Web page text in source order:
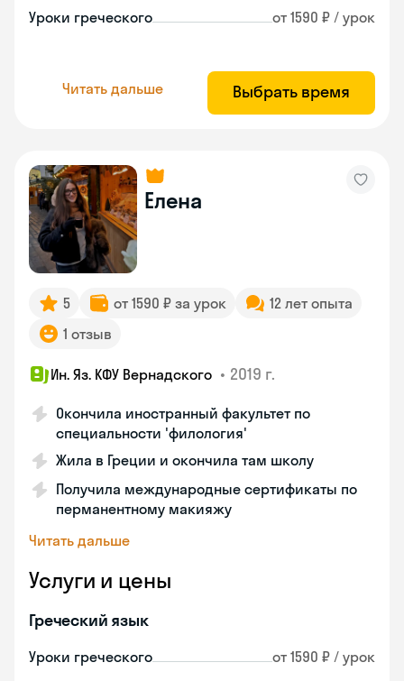
Уроки греческого от 1590 ₽ / урок
Читать дальше Выбрать время
Елена
5 от 1590 ₽ за урок
12 лет опыта
1 отзыв
Ин. Яз. КФУ Вернадского • 2019 г.
Окончила иностранный факультет по
специальности 'филология'
Жила в Греции и окончила там школу
Получила международные сертификаты по
перманентному макияжу
Читать дальше
Услуги и цены
Греческий язык
Уроки греческого от 1590 ₽ / урок